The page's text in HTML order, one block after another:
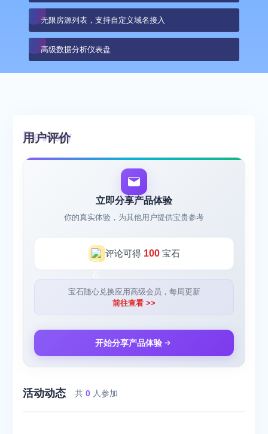
无限房源列表，支持自定义域名接入
高级数据分析仪表盘
用户评价
立即分享产品体验
你的真实体验，为其他用户提供宝贵参考
评论可得 100宝石
宝石随心兑换应用高级会员，每周更新
前往查看 >>
开始分享产品体验
活动动态 共0 人参加